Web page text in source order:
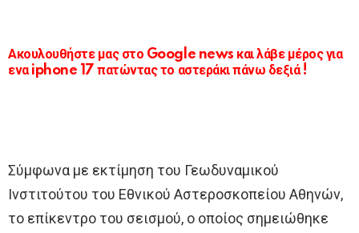
Ακουλουθήστε μας στο Google news και λάβε μέρος για
ενα iphone 17 πατώντας το αστεράκι πάνω δεξιά !
Σύμφωνα με εκτίμηση του Γεωδυναμικού
Ινστιτούτου του Εθνικού Αστεροσκοπείου Αθηνών,
το επίκεντρο του σεισμού, ο οποίος σημειώθηκε